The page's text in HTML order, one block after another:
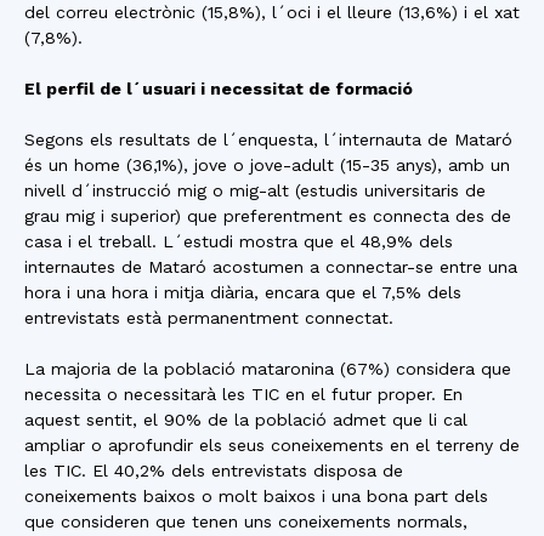
del correu electrònic (15,8%), l´oci i el lleure (13,6%) i el xat
(7,8%).
El perfil de l´usuari i necessitat de formació
Segons els resultats de l´enquesta, l´internauta de Mataró
és un home (36,1%), jove o jove-adult (15-35 anys), amb un
nivell d´instrucció mig o mig-alt (estudis universitaris de
grau mig i superior) que preferentment es connecta des de
casa i el treball. L´estudi mostra que el 48,9% dels
internautes de Mataró acostumen a connectar-se entre una
hora i una hora i mitja diària, encara que el 7,5% dels
entrevistats està permanentment connectat.
La majoria de la població mataronina (67%) considera que
necessita o necessitarà les TIC en el futur proper. En
aquest sentit, el 90% de la població admet que li cal
ampliar o aprofundir els seus coneixements en el terreny de
les TIC. El 40,2% dels entrevistats disposa de
coneixements baixos o molt baixos i una bona part dels
que consideren que tenen uns coneixements normals,